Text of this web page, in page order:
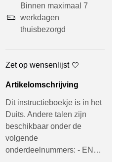
Binnen maximaal 7
werkdagen
thuisbezorgd
Zet op wensenlijst
Artikelomschrijving
Dit instructieboekje is in het
Duits. Andere talen zijn
beschikbaar onder de
volgende
onderdeelnummers: - EN…